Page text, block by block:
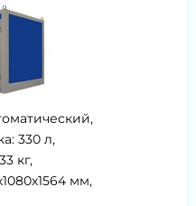
330 л,
кг,
мм,